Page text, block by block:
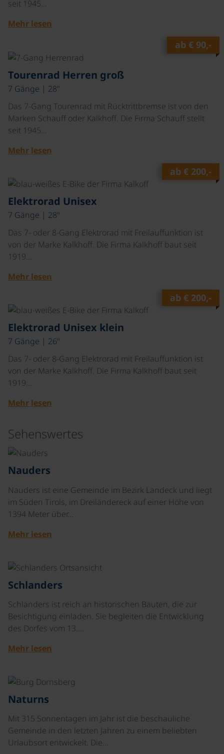
seit 1945…
Mehr lesen
ab € 90,-
Tourenrad Herren groß
7 Gänge | 28"
Das 7-Gang Tourenrad mit Rücktrittbremse ist von den
Marken Schauff oder Kalkhoff. Die Firma Schauff stellt
seit 1945…
Mehr lesen
ab € 200,-
Elektrorad Unisex
7 Gänge | 28"
Das 7- oder 8-Gang Elektrorad mit Freilauffunktion ist
von der Marke Kalkhoff. Die Firma Kalkhoff baut seit
1919…
Mehr lesen
ab € 200,-
Elektrorad Unisex klein
7 Gänge | 26"
Das 7- oder 8-Gang Elektrorad mit Freilauffunktion ist
von der Marke Kalkhoff. Die Firma Kalkhoff baut seit
1919…
Mehr lesen
Sehenswertes
Nauders
Nauders ist eine Gemeinde im Bezirk Landeck und liegt
im Süden Tirols, im Dreiländereck auf einer Höhe von
1394 Meter über…
Mehr lesen
Schlanders
Schlanders ist reich an historischen Bauten, die zur
Besichtigung einladen. Sie begleiten die Entwicklung
des Dorfes vom 13.…
Mehr lesen
Naturns
Mit 315 Sonnentagen im Jahr ist die beschauliche
Gemeinde in den letzten Jahren zu einem beliebten
Urlaubsort entwickelt. Die…